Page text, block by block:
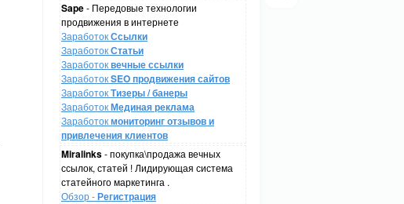
Sape- Передовые технологии
продвижения в интернете
ЗаработокСсылки
ЗаработокСтатьи
Заработоквечные ссылки
ЗаработокSEO продвижения сайтов
ЗаработокТизеры / банеры
ЗаработокМединая реклама
Заработокмониторинг отзывов и
привлечения клиентов
Miralinks- покупка\продажа вечных
ссылок, статей ! Лидирующая система
статейного маркетинга .
Обзор -Регистрация